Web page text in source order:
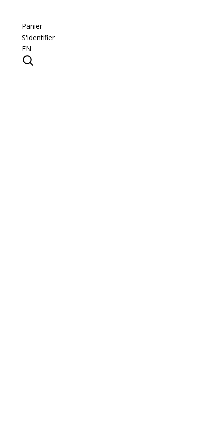
Panier
S'identifier
EN